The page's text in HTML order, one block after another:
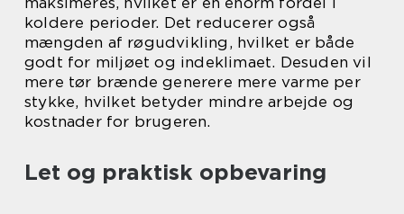
koldere perioder. Det reducerer også
mængden af røgudvikling, hvilket er både
godt for miljøet og indeklimaet. Desuden vil
mere tør brænde generere mere varme per
stykke, hvilket betyder mindre arbejde og
kostnader for brugeren.
Let og praktisk opbevaring